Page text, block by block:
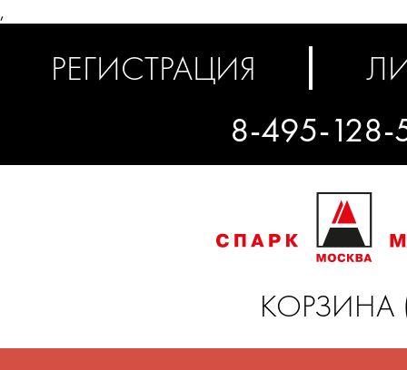
,
РЕГИСТРАЦИЯ
8-495-128-
КОРЗИНА